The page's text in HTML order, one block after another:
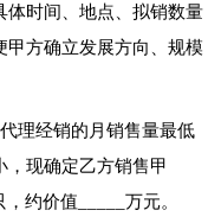
体时间、地点、拟销数量
甲方确立发展方向、规模
理经销的月销售量最低
，现确定乙方销售甲
约价值_____万元。